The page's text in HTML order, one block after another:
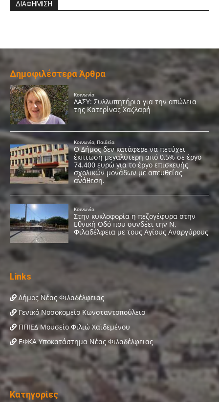
ΔΙΑΦΗΜΙΣΗ
Δημοφιλέστερα Άρθρα
Links
Δήμος Νέας Φιλαδέλφειας
Γενικό Νοσοκομείο Κωνσταντοπούλειο
ΠΠΙΕΔ Μουσείο Φιλιώ Χαϊδεμένου
ΕΦΚΑ Υποκατάστημα Νέας Φιλαδέλφειας
Κατηγορίες